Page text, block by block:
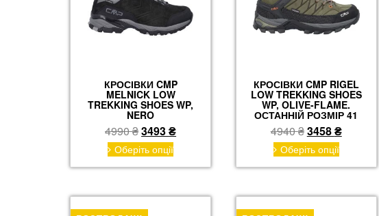
КРОСІВКИ CMP
MELNICK LOW
TREKKING SHOES WP,
NERO
4990₴Оригінальна
ціна:
4990 ₴.
3493₴Поточна
Оберіть опціїЦей
товар
має
варіантів.
КРОСІВКИ CMP RIGEL
LOW TREKKING SHOES
WP, OLIVE-FLAME.
ОСТАННІЙ РОЗМІР 41
4940₴Оригінальна
ціна:
4940 ₴.
3458₴Поточна
Оберіть опціїЦей
товар
має
варіантів.